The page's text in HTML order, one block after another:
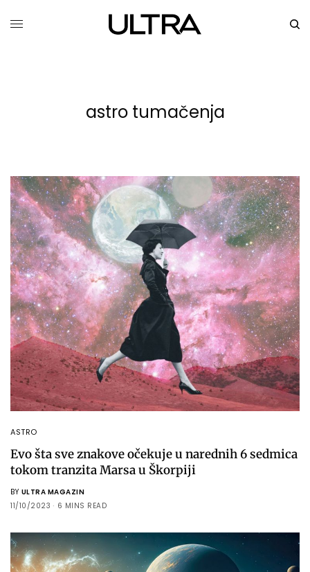
astro tumačenja
ASTRO
Evo šta sve znakove očekuje u narednih 6 sedmica
​​tokom tranzita Marsa u Škorpiji
BY ULTRA MAGAZIN
11/10/2023
6 MINS READ